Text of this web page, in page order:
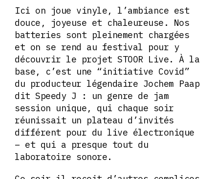
Ici on joue vinyle, l’ambiance est
douce, joyeuse et chaleureuse. Nos
batteries sont pleinement chargées
et on se rend au festival pour y
découvrir le projet STOOR Live. À la
base, c’est une “initiative Covid”
du producteur légendaire Jochem Paap
dit Speedy J : un genre de jam
session unique, qui chaque soir
réunissait un plateau d’invités
différent pour du live électronique
– et qui a presque tout du
laboratoire sonore.